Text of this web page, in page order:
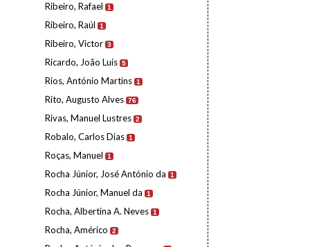
Ribeiro, Rafael 1
Ribeiro, Raúl 1
Ribeiro, Victor 3
Ricardo, João Luís 5
Rios, António Martins 1
Rito, Augusto Alves 76
Rivas, Manuel Lustres 2
Robalo, Carlos Dias 1
Roças, Manuel 1
Rocha Júnior, José António da 1
Rocha Júnior, Manuel da 1
Rocha, Albertina A. Neves 1
Rocha, Américo 2